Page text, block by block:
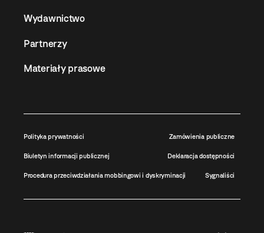
Wydawnictwo
Partnerzy
Materiały prasowe
Polityka prywatności Zamówienia publiczne
Biuletyn informacji publicznej Deklaracja dostępności
Procedura przeciwdziałania mobbingowi i dyskryminacji Sygnaliści